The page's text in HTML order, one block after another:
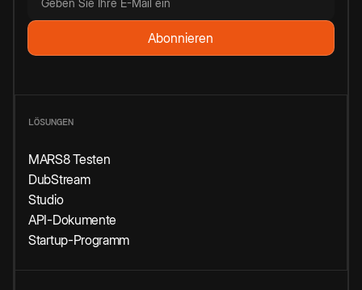
LÖSUNGEN
MARS8 Testen
DubStream
Studio
API-Dokumente
Startup-Programm